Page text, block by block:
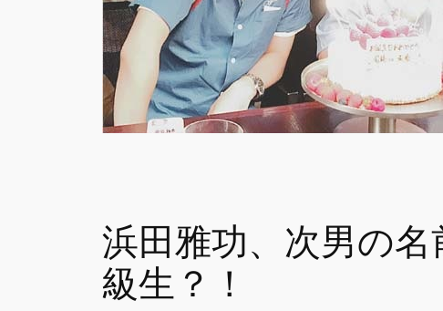
浜田雅功、次男の
級生？！